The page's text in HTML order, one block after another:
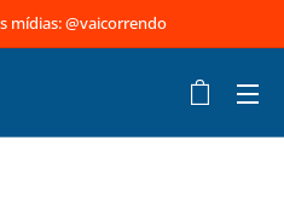
mídias: @vaicorrendo